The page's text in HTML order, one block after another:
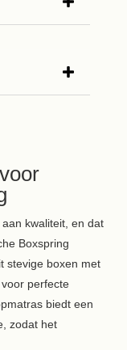
kwaliteit, en dat
Boxspring
stevige boxen met
perfecte
biedt een
zodat het